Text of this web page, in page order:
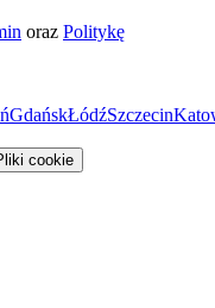
oraz Politykę
GdańskŁódźSzczecin
cookie